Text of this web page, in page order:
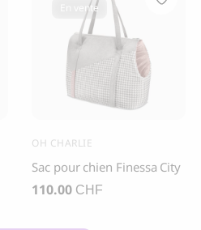
OH CHARLIE
Sac pour chien Finessa City
110.00 CHF
En vente